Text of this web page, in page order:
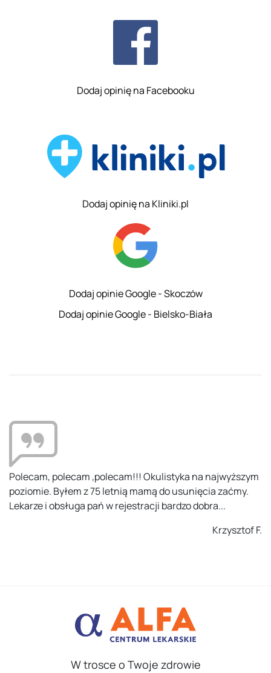
Dodaj opinię na Facebooku
Dodaj opinię na Kliniki.pl
Dodaj opinie Google - Skoczów
Dodaj opinie Google - Bielsko-Biała
Polecam, polecam ,polecam!!! Okulistyka na najwyższym
poziomie. Byłem z 75 letnią mamą do usunięcia zaćmy.
Lekarze i obsługa pań w rejestracji bardzo dobra...
Krzysztof F.
W trosce o Twoje zdrowie